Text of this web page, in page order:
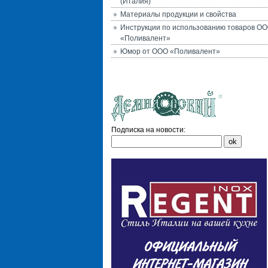
Материалы продукции и свойства
Инструкции по использованию товаров
«Поливалент»
Юмор от ООО «Поливалент»
Подписка на новости: